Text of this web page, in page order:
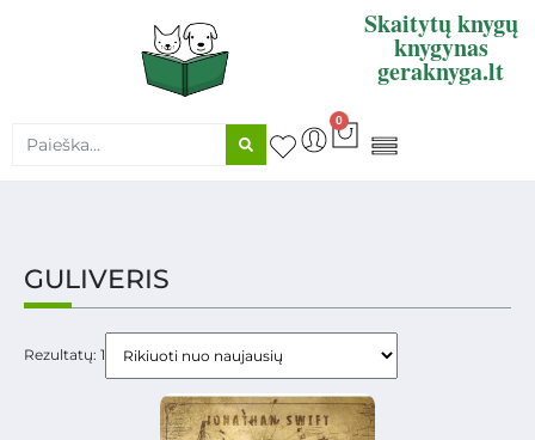
Skaitytų knygų
knygynas
geraknyga.lt
0
GULIVERIS
Rezultatų: 1